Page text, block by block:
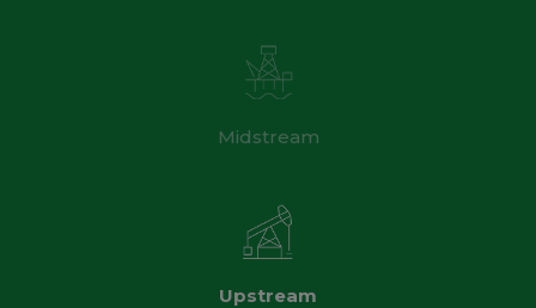
Midstream
Upstream